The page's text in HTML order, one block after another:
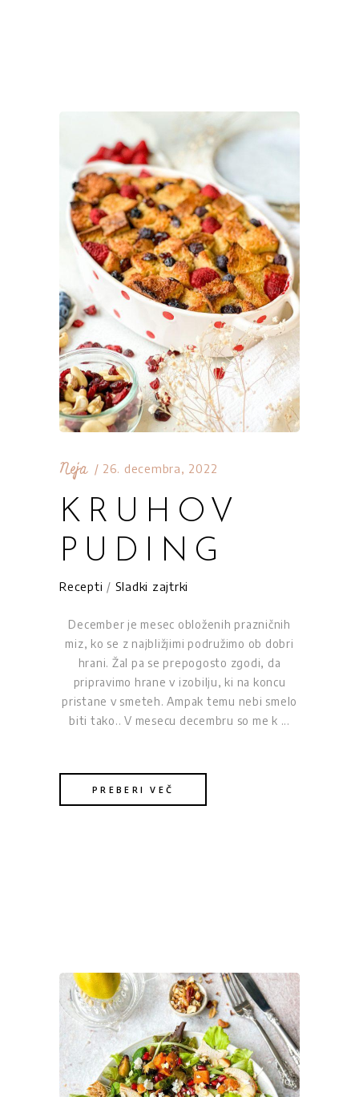
Neja 26. decembra, 2022
KRUHOV
PUDING
Recepti / Sladki zajtrki
December je mesec obloženih prazničnih
miz, ko se z najbližjimi podružimo ob dobri
hrani. Žal pa se prepogosto zgodi, da
pripravimo hrane v izobilju, ki na koncu
pristane v smeteh. Ampak temu nebi smelo
biti tako.. V mesecu decembru so me k
PREBERI VEČ